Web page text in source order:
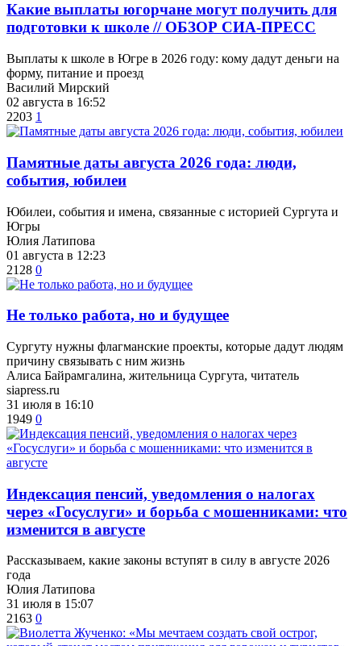
Какие выплаты югорчане могут получить для
подготовки к школе // ОБЗОР СИА-ПРЕСС
Выплаты к школе в Югре в 2026 году: кому дадут деньги на
форму, питание и проезд
Василий Мирский
02 августа в 16:52
2203 1
​Памятные даты августа 2026 года: люди,
события, юбилеи
Юбилеи, события и имена, связанные с историей Сургута и
Югры
Юлия Латипова
01 августа в 12:23
2128 0
​Не только работа, но и будущее
Сургуту нужны флагманские проекты, которые дадут людям
причину связывать с ним жизнь
Алиса Байрамгалина, жительница Сургута, читатель
siapress.ru
31 июля в 16:10
1949 0
​Индексация пенсий, уведомления о налогах
через «Госуслуги» и борьба с мошенниками: что
изменится в августе
Рассказываем, какие законы вступят в силу в августе 2026
года
Юлия Латипова
31 июля в 15:07
2163 0